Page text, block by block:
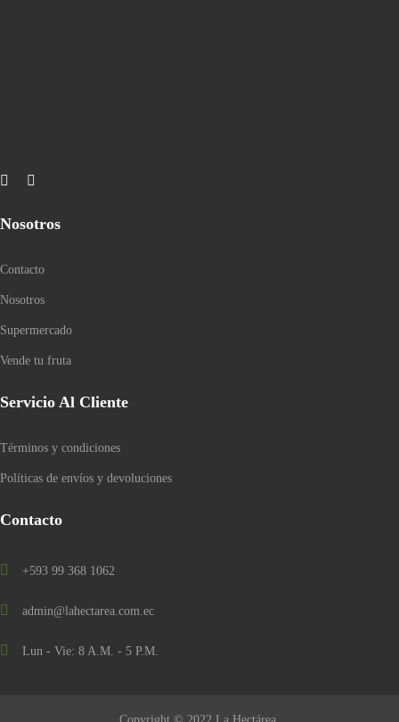
Nosotros
Contacto
Nosotros
Supermercado
Vende tu fruta
Servicio Al Cliente
Términos y condiciones
Políticas de envíos y devoluciones
Contacto
+593 99 368 1062
admin@lahectarea.com.ec
Lun - Vie: 8 A.M. - 5 P.M.